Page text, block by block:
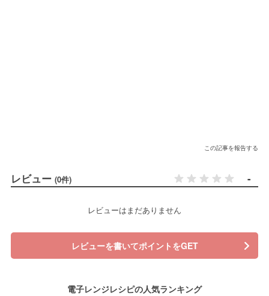
この記事を報告する
レビュー (0件) -
レビューはまだありません
レビューを書いてポイントをGET
電子レンジレシピの人気ランキング